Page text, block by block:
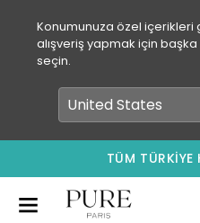
Konumunuza özel içerikleri
alışveriş yapmak için
seçin.
TÜM TÜRKİYE